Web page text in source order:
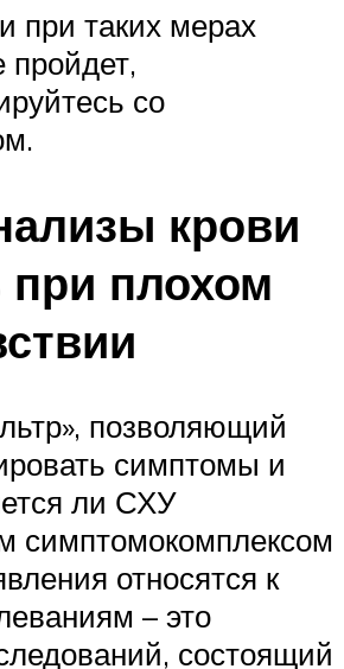
при таких мерах
пройдет,
со
крови
при плохом
позволяющий
симптомы и
ли СХУ
симптомокомплексом
относятся к
– это
состоящий